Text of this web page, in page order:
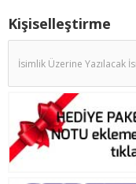
Kişiselleştirme